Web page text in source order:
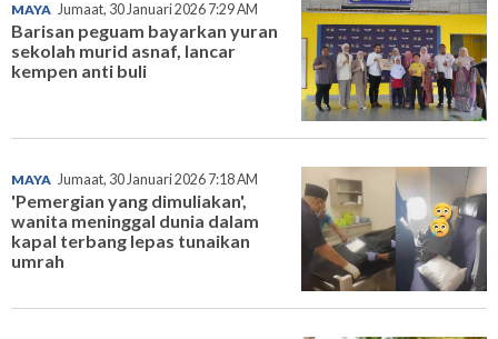
MAYA Jumaat, 30 Januari 2026 7:29 AM
Barisan peguam bayarkan yuran
sekolah murid asnaf, lancar
kempen anti buli
MAYA Jumaat, 30 Januari 2026 7:18 AM
'Pemergian yang dimuliakan',
wanita meninggal dunia dalam
kapal terbang lepas tunaikan
umrah